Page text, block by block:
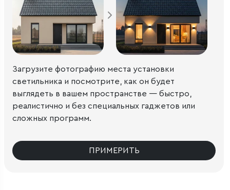
Загрузите фотографию места установки
светильника и посмотрите, как он будет
выглядеть в вашем пространстве — быстро,
реалистично и без специальных гаджетов или
сложных программ.
ПРИМЕРИТЬ